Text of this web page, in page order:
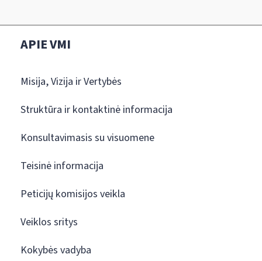
APIE VMI
Misija, Vizija ir Vertybės
Struktūra ir kontaktinė informacija
Konsultavimasis su visuomene
Teisinė informacija
Peticijų komisijos veikla
Veiklos sritys
Kokybės vadyba